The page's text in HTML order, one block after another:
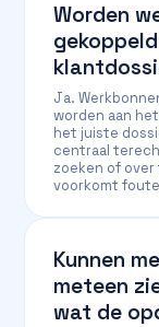
Worden
Ja.
worden aan
het juiste
centraal
zoeken of
voorkomt
Kunnen
meteen
wat de